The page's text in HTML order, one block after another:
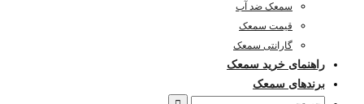
سمعک ضد آب
قیمت سمعک
گارانتی سمعک
راهنمای خرید سمعک
برندهای سمعک